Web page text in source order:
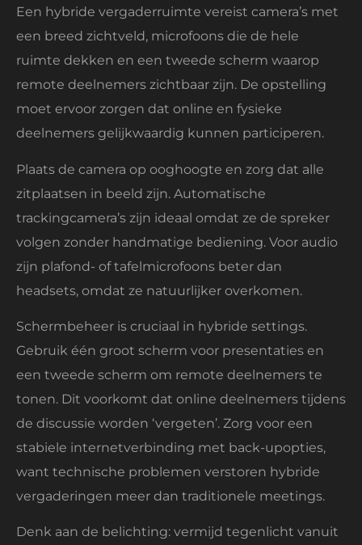
Een hybride vergaderruimte vereist camera’s met
een breed zichtveld, microfoons die de hele
ruimte dekken en een tweede scherm waarop
remote deelnemers zichtbaar zijn. De opstelling
moet ervoor zorgen dat online en fysieke
deelnemers gelijkwaardig kunnen participeren.
Plaats de camera op ooghoogte en zorg dat alle
zitplaatsen in beeld zijn. Automatische
trackingcamera’s zijn ideaal omdat ze de spreker
volgen zonder handmatige bediening. Voor audio
zijn plafond- of tafelmicrofoons beter dan
headsets, omdat ze natuurlijker overkomen.
Schermbeheer is cruciaal in hybride settings.
Gebruik één groot scherm voor presentaties en
een tweede scherm om remote deelnemers te
tonen. Dit voorkomt dat online deelnemers tijdens
de discussie worden ‘vergeten’. Zorg voor een
stabiele internetverbinding met back-upopties,
want technische problemen verstoren hybride
vergaderingen meer dan traditionele meetings.
Denk aan de belichting: vermijd tegenlicht vanuit